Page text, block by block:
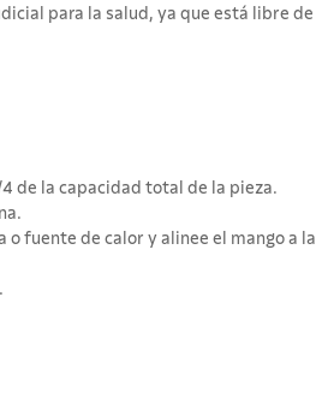
para la salud, ya que está libre de
de la capacidad total de la pieza.
o fuente de calor y alinee el mango a la